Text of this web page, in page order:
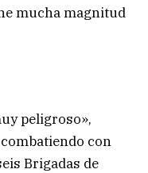
mucha magnitud
peligroso»,
con
Brigadas de